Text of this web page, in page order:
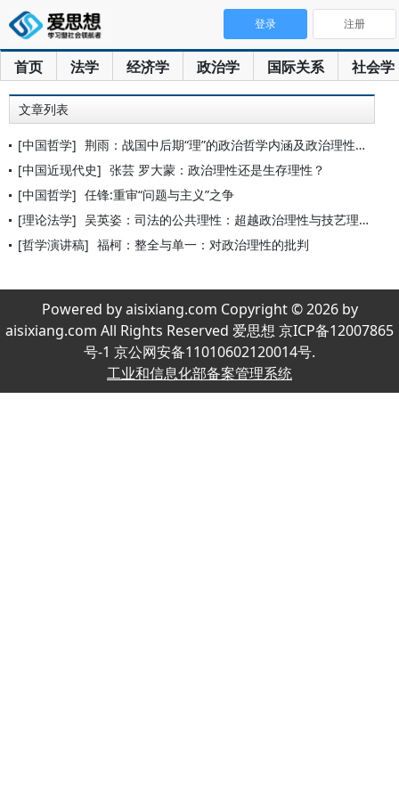
首页 法学 经济学 政治学 国际关系 社会学
登录 注册
文章列表
[中国哲学] 荆雨：战国中后期“理”的政治哲学内涵及政治理性的多维表现
[中国近现代史] 张芸 罗大蒙：政治理性还是生存理性？
[中国哲学] 任锋:重审“问题与主义”之争
[理论法学] 吴英姿：司法的公共理性：超越政治理性与技艺理性
[哲学演讲稿] 福柯：整全与单一：对政治理性的批判
Powered by aisixiang.com Copyright © 2026 by
aisixiang.com All Rights Reserved 爱思想 京ICP备12007865
号-1 京公网安备11010602120014号.
工业和信息化部备案管理系统